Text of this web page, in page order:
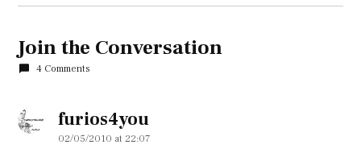
Join the Conversation
4 Comments
furios4you
02/05/2010 at 22:07